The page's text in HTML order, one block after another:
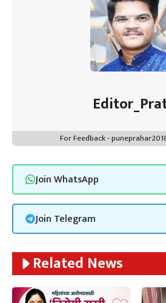
For Feedback -
Join WhatsApp
Join Telegram
Related News